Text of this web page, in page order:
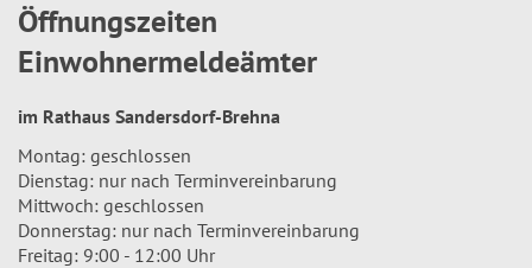
Öffnungszeiten
Einwohnermeldeämter
im Rathaus Sandersdorf-Brehna
Montag: geschlossen
Dienstag: nur nach Terminvereinbarung
Mittwoch: geschlossen
Donnerstag: nur nach Terminvereinbarung
Freitag: 9:00 - 12:00 Uhr